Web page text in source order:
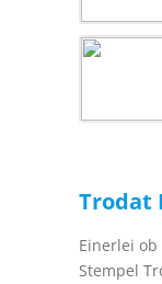
Trodat
Einerlei
Stempel